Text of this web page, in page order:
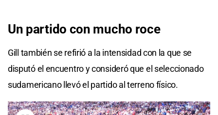
Un partido con mucho roce
Gill también se refirió a la intensidad con la que se
disputó el encuentro y consideró que el seleccionado
sudamericano llevó el partido al terreno físico.